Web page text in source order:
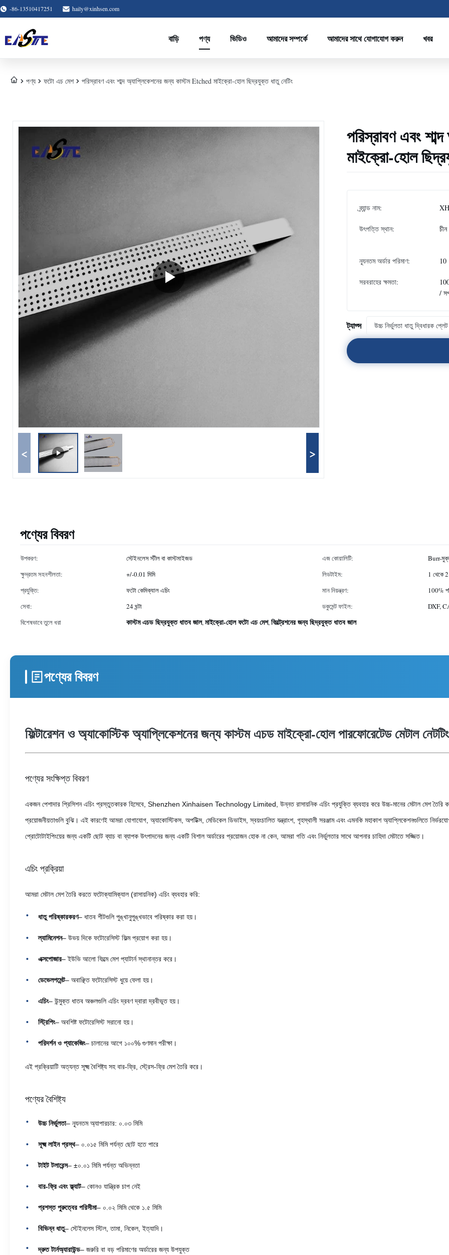
-86-13510417251 haily@xinhsen.com
বাড়ি পণ্য ভিডিও আমাদের সম্পর্কে আমাদের সাথে যোগাযোগ করুন খবর
পণ্য ফটো এচ মেশ পরিস্রাবণ এবং শাব্দ অ্যাপ্লিকেশনের জন্য কাস্টম Etched মাইক্রো-হোল ছিদ্রযুক্ত ধাতু নেটিং
< >
পরিস্রাবণ এবং
মাইক্রো-হোল
ব্র্যান্ড নাম:
উৎপত্তি স্থান: চীন
ন্যূনতম অর্ডার পরিমাণ: 10
সরবরাহের ক্ষমতা:
/
ট্যাগ্স উচ্চ নির্ভুলতা ধাতু দ্বিধারক প্লেট
পণ্যের বিবরণ
উপকরণ: স্টেইনলেস স্টীল বা কাস্টমাইজড এজ কোয়ালিটি:
Burr-
ক্ষুদ্রতম সহনশীলতা:
+/-0.01 মিমি লিডটাইম:
1 থেকে
প্রযুক্তি:
ফটো কেমিক্যাল এচিং মান নিয়ন্ত্রণ:
100%
সেবা:
24 ঘন্টা ডকুমেন্ট ফাইল:
DXF,
বিশেষভাবে তুলে ধরা
কাস্টম এচড ছিদ্রযুক্ত ধাতব জাল,মাইক্রো-হোল ফটো এচ মেশ,ফিল্ট্রেশনের জন্য ছিদ্রযুক্ত ধাতব জাল
পণ্যের বিবরণ
ফিল্টারেশন ও অ্যাকোস্টিক অ্যাপ্লিকেশনের জন্য কাস্টম এচড মাইক্রো-হোল পারফোরেটেড মেটাল নেটটিং
পণ্যের সংক্ষিপ্ত বিবরণ
একজন পেশাদার প্রিসিশন এচিং প্রস্তুতকারক হিসেবে, Shenzhen Xinhaisen Technology Limited, উন্নত রাসায়নিক এচিং প্রযুক্তি ব্যবহার করে উচ্চ-মানের মেটাল মেশ তৈরি
প্রয়োজনীয়তাগুলি বুঝি। এই কারণেই আমরা যোগাযোগ, অ্যাকোস্টিকস, অপটিক্স, মেডিকেল ডিভাইস, স্বয়ংচালিত যন্ত্রাংশ, গৃহস্থালী সরঞ্জাম এবং এমনকি মহাকাশ অ্যাপ্লিকেশনগুলিতে
প্রোটোটাইপিংয়ের জন্য একটি ছোট ব্যাচ বা ব্যাপক উৎপাদনের জন্য একটি বিশাল অর্ডারের প্রয়োজন হোক না কেন, আমরা গতি এবং নির্ভুলতার সাথে আপনার চাহিদা মেটাতে সজ্জিত।
এচিং প্রক্রিয়া
আমরা মেটাল মেশ তৈরি করতে ফটোক্যামিক্যাল (রাসায়নিক) এচিং ব্যবহার করি:
ধাতু পরিষ্কারকরণ– ধাতব শীটগুলি পুঙ্খানুপুঙ্খভাবে পরিষ্কার করা হয়।
ল্যামিনেশন– উভয় দিকে ফটোরেসিস্ট ফিল্ম প্রয়োগ করা হয়।
এক্সপোজার– ইউভি আলো ফিল্মে মেশ প্যাটার্ন স্থানান্তর করে।
ডেভেলপমেন্ট– অবাঞ্ছিত ফটোরেসিস্ট ধুয়ে ফেলা হয়।
এচিং– উন্মুক্ত ধাতব অঞ্চলগুলি এচিং দ্রবণ দ্বারা দ্রবীভূত হয়।
স্ট্রিপিং– অবশিষ্ট ফটোরেসিস্ট সরানো হয়।
পরিদর্শন ও প্যাকেজিং– চালানের আগে ১০০% গুণমান পরীক্ষা।
এই প্রক্রিয়াটি অত্যন্ত সূক্ষ্ম বৈশিষ্ট্য সহ বার-ফ্রি, স্ট্রেস-ফ্রি মেশ তৈরি করে।
পণ্যের বৈশিষ্ট্য
উচ্চ নির্ভুলতা– ন্যূনতম অ্যাপারচার: ০.০৩ মিমি
সূক্ষ্ম লাইন প্রস্থ– ০.০১৫ মিমি পর্যন্ত ছোট হতে পারে
টাইট টলারেন্স– ±০.০১ মিমি পর্যন্ত অভিন্নতা
বার-ফ্রি এবং ফ্ল্যাট– কোনও যান্ত্রিক চাপ নেই
প্রশস্ত পুরুত্বের পরিসীমা– ০.০২ মিমি থেকে ১.৫ মিমি
বিভিন্ন ধাতু– স্টেইনলেস স্টিল, তামা, নিকেল, ইত্যাদি।
দ্রুত টার্নঅ্যারাউন্ড– জরুরি বা বড় পরিমাণের অর্ডারের জন্য উপযুক্ত